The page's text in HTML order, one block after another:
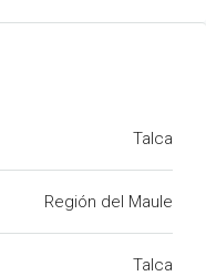
Talca
Región del Maule
Talca